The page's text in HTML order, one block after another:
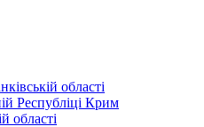
області
Республіці Крим
області